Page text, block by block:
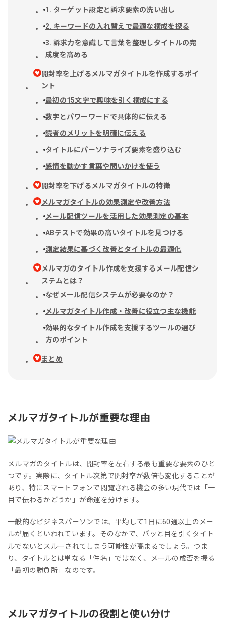
1. ターゲット設定と訴求要素の洗い出し
2. キーワードの入れ替えで最適な構成を探る
3. 訴求力を意識して言葉を整理しタイトルの完
成度を高める
開封率を上げるメルマガタイトルを作成するポイ
ント
最初の15文字で興味を引く構成にする
数字とパワーワードで具体的に伝える
読者のメリットを明確に伝える
タイトルにパーソナライズ要素を盛り込む
感情を動かす言葉や問いかけを使う
開封率を下げるメルマガタイトルの特徴
メルマガタイトルの効果測定や改善方法
メール配信ツールを活用した効果測定の基本
ABテストで効果の高いタイトルを見つける
測定結果に基づく改善とタイトルの最適化
メルマガのタイトル作成を支援するメール配信シ
ステムとは？
なぜメール配信システムが必要なのか？
メルマガタイトル作成・改善に役立つ主な機能
効果的なタイトル作成を支援するツールの選び
方のポイント
まとめ
メルマガタイトルが重要な理由
メルマガのタイトルは、開封率を左右する最も重要な要素のひと
つです。実際に、タイトル次第で開封率が数倍も変化することが
あり、特にスマートフォンで閲覧される機会の多い現代では「一
目で伝わるかどうか」が命運を分けます。
一般的なビジネスパーソンでは、平均して1日に60通以上のメー
ルが届くといわれています。そのなかで、パッと目を引くタイト
ルでないとスルーされてしまう可能性が高まるでしょう。つま
り、タイトルとは単なる「件名」ではなく、メールの成否を握る
「最初の勝負所」なのです。
メルマガタイトルの役割と使い分け